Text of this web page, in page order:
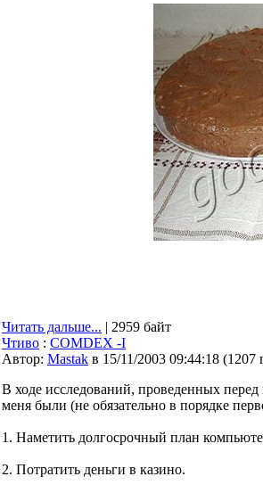
Читать дальше... | 2959 байт
Чтиво : COMDEX -I
Автор: Мastak в 15/11/2003 09:44:18 (1207
В ходе исследований, проведенных
меня были (не обязательно в порядке
1. Наметить долгосрочный план
2. Потратить деньги в казино.